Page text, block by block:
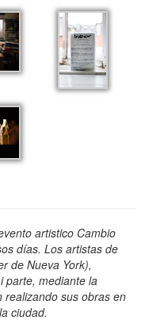
artistico Cambio
días. Los artistas de
de Nueva York),
parte, mediante la
realizando sus obras en
ciudad.